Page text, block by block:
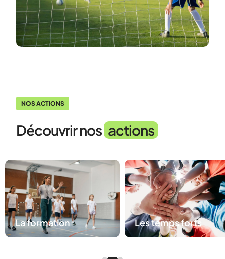
NOS ACTIONS
Découvrir nos actions
La formation Les temps forts